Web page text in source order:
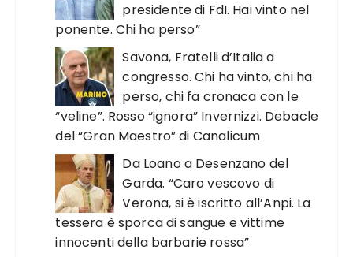
presidente di FdI. Hai vinto nel
ponente. Chi ha perso”
Savona, Fratelli d’Italia a
congresso. Chi ha vinto, chi ha
perso, chi fa cronaca con le
“veline”. Rosso “ignora” Invernizzi. Debacle
del “Gran Maestro” di Canalicum
Da Loano a Desenzano del
Garda. “Caro vescovo di
Verona, si è iscritto all’Anpi. La
tessera è sporca di sangue e vittime
innocenti della barbarie rossa”